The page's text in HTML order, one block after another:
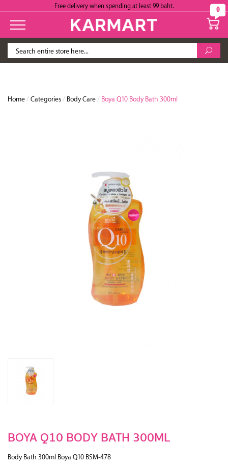
Free delivery when spending at least 99 baht. 0
Home /Categories / Body Care / Boya Q10 Body Bath 300ml
BOYA Q10 BODY BATH 300ML
Body Bath 300ml Boya Q10 BSM-478